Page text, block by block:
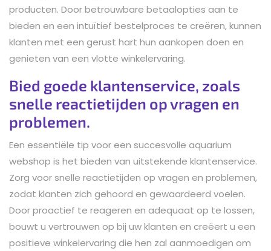
producten. Door betrouwbare betaalopties aan te
bieden en een intuïtief bestelproces te creëren, kunnen
klanten met een gerust hart hun aankopen doen en
genieten van een vlotte winkelervaring.
Bied goede klantenservice, zoals
snelle reactietijden op vragen en
problemen.
Een essentiële tip voor een succesvolle aquarium
webshop is het bieden van uitstekende klantenservice.
Zorg voor snelle reactietijden op vragen en problemen,
zodat klanten zich gehoord en gewaardeerd voelen.
Door proactief te reageren en adequaat op te lossen,
bouwt u vertrouwen op bij uw klanten en creëert u een
positieve winkelervaring die hen zal aanmoedigen om